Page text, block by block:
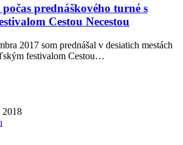
prednáškového turné s
Cestou Necestou
2017 som prednášal v desiatich mestách
festivalom Cestou…
2018